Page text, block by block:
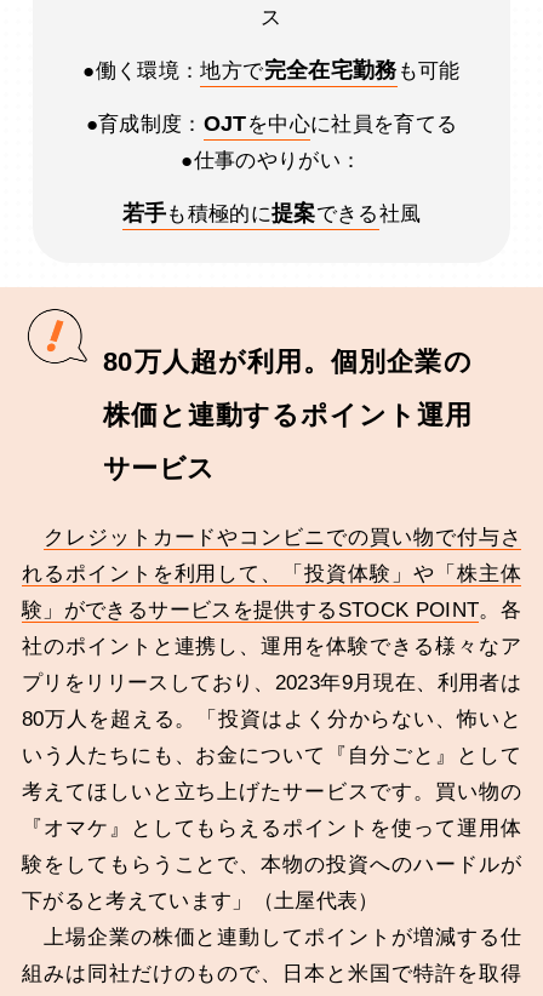
ス
●働く環境：地方で完全在宅勤務も可能
●育成制度： OJTを中心に社員を育てる
●仕事のやりがい：
若手も積極的に提案できる社風
80万人超が利用。個別企業の
株価と連動するポイント運用
サービス
クレジットカードやコンビニでの買い物で付与さ
れるポイントを利用して、「投資体験」や「株主体
験」ができるサービスを提供するSTOCK POINT。各
社のポイントと連携し、運用を体験できる様々なア
プリをリリースしており、2023年9月現在、利用者は
80万人を超える。「投資はよく分からない、怖いと
いう人たちにも、お金について『自分ごと』として
考えてほしいと立ち上げたサービスです。買い物の
『オマケ』としてもらえるポイントを使って運用体
験をしてもらうことで、本物の投資へのハードルが
下がると考えています」（土屋代表）
上場企業の株価と連動してポイントが増減する仕
組みは同社だけのもので、日本と米国で特許を取得